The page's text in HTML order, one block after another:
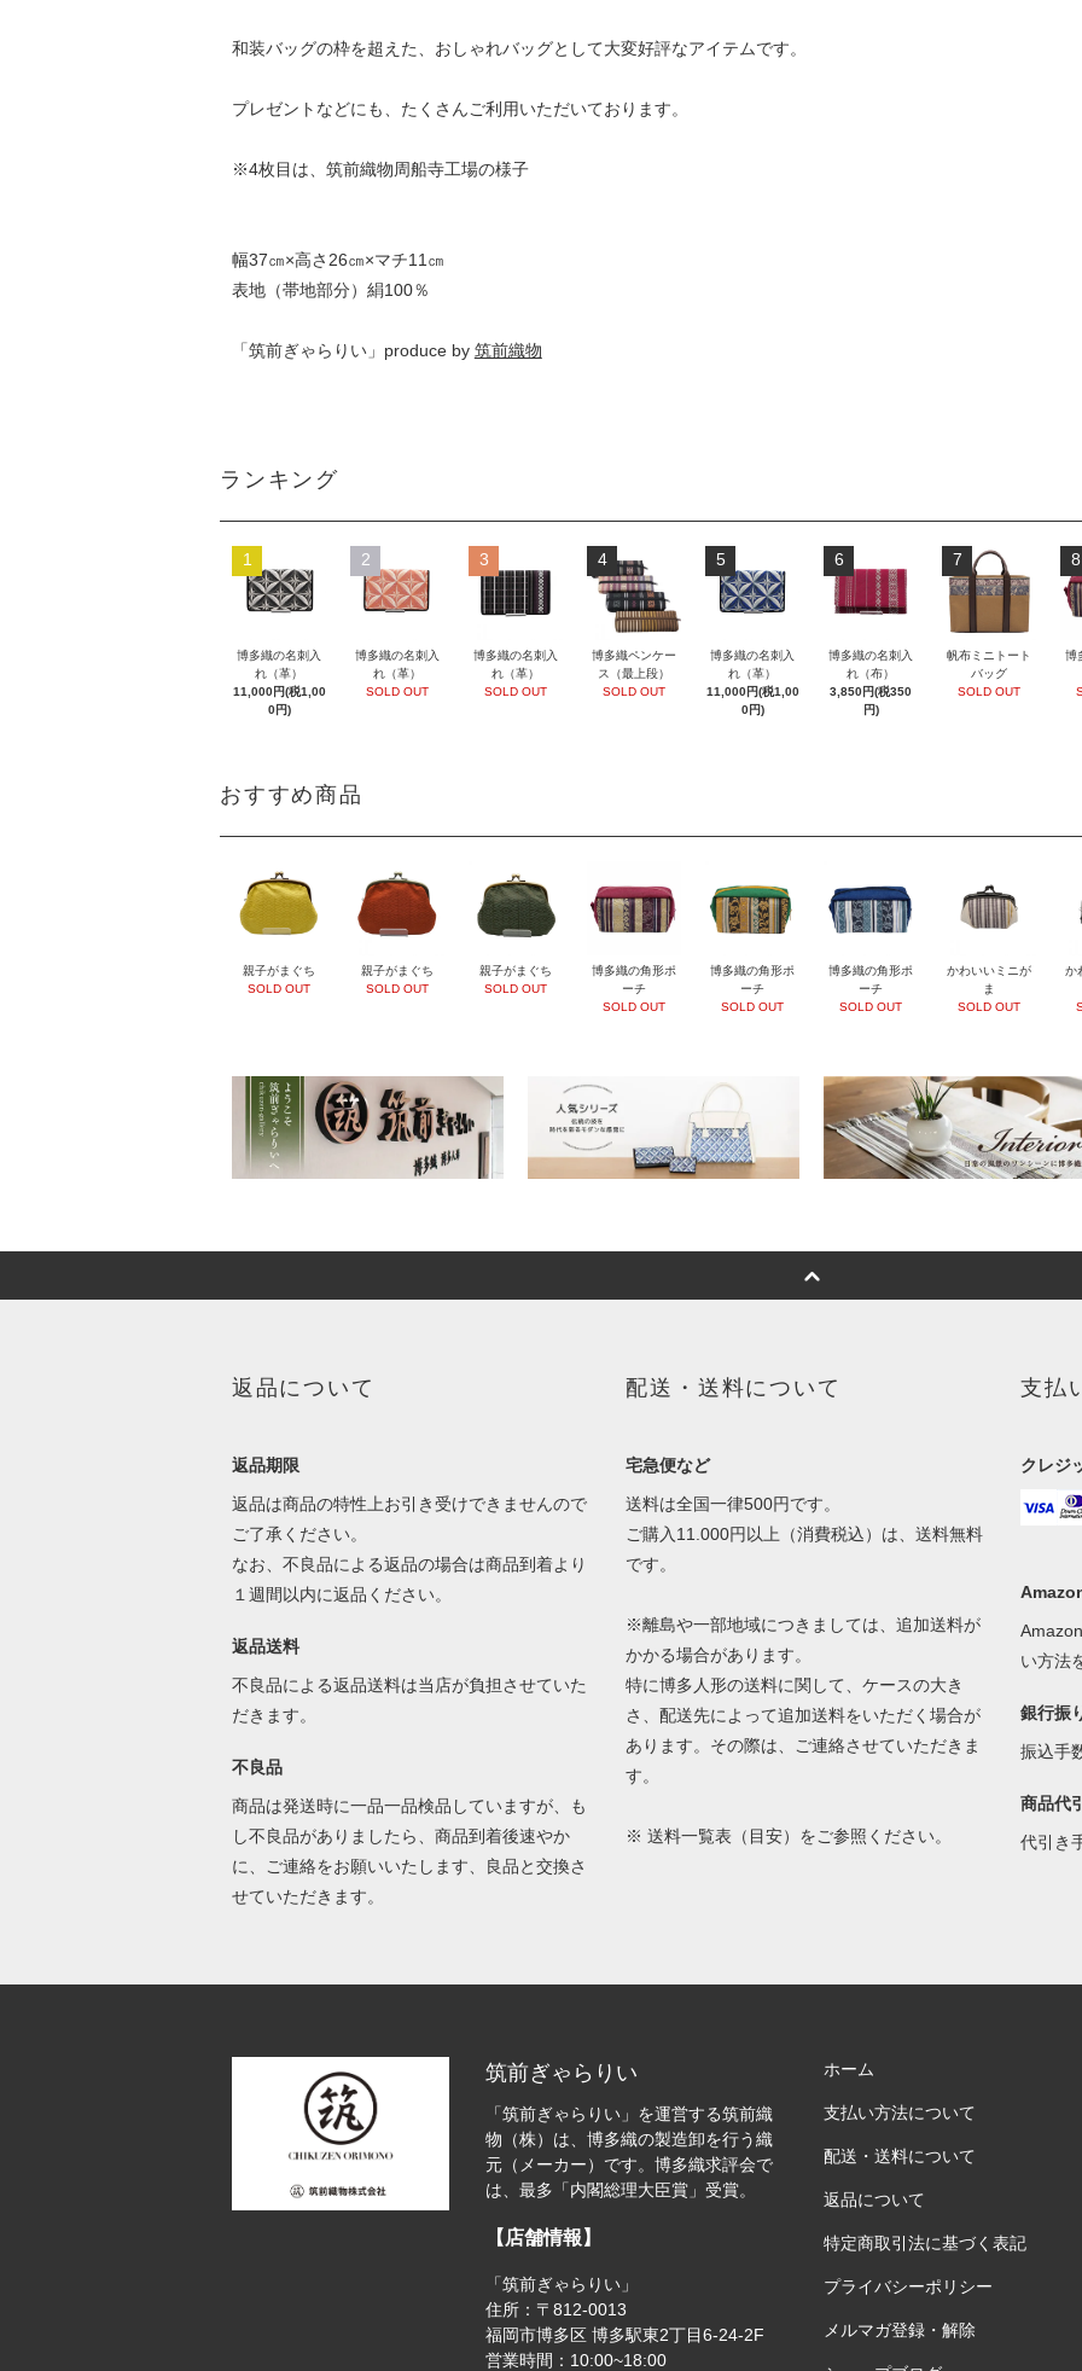
和装バッグの枠を超えた、おしゃれバッグとして大変好評なアイテムです。
プレゼントなどにも、たくさんご利用いただいております。
※4枚目は、筑前織物周船寺工場の様子
幅37㎝×高さ26㎝×マチ11㎝
表地（帯地部分）絹100％
「筑前ぎゃらりい」produce by 筑前織物
ランキング
1
博多織の名刺入
れ（革）
11,000円(税1,00
0円)
2
博多織の名刺入
れ（革）
SOLD OUT
3
博多織の名刺入
れ（革）
SOLD OUT
4
博多織ペンケー
ス（最上段）
SOLD OUT
5
博多織の名刺入
れ（革）
11,000円(税1,00
0円)
6
博多織の名刺入
れ（布）
3,850円(税350
円)
7
帆布ミニトート
バッグ
SOLD OUT
8
博
おすすめ商品
親子がまぐち
SOLD OUT
親子がまぐち
SOLD OUT
親子がまぐち
SOLD OUT
博多織の角形ポ
ーチ
SOLD OUT
博多織の角形ポ
ーチ
SOLD OUT
博多織の角形ポ
ーチ
SOLD OUT
かわいいミニが
ま
SOLD OUT
か
返品について
返品期限
返品は商品の特性上お引き受けできませんので
ご了承ください。
なお、不良品による返品の場合は商品到着より
１週間以内に返品ください。
返品送料
不良品による返品送料は当店が負担させていた
だきます。
不良品
商品は発送時に一品一品検品していますが、も
し不良品がありましたら、商品到着後速やか
に、ご連絡をお願いいたします、良品と交換さ
せていただきます。
配送・送料について
宅急便など
送料は全国一律500円です。
ご購入11.000円以上（消費税込）は、送料無料
です。
※離島や一部地域につきましては、追加送料が
かかる場合があります。
特に博多人形の送料に関して、ケースの大き
さ、配送先によって追加送料をいただく場合が
あります。その際は、ご連絡させていただきま
す。
※送料一覧表（目安） をご参照ください。
支払
クレジ
い方法
銀行振
振込手
商品代
代引き
筑前ぎゃらりい
「筑前ぎゃらりい」を運営する筑前織
物（株）は、博多織の製造卸を行う織
元（メーカー）です。博多織求評会で
は、最多「内閣総理大臣賞」受賞。
【店舗情報】
「筑前ぎゃらりい」
住所：〒812-0013
福岡市博多区 博多駅東2丁目6-24-2F
営業時間：10:00~18:00
ホーム
支払い方法について
配送・送料について
返品について
特定商取引法に基づく表記
プライバシーポリシー
メルマガ登録・解除